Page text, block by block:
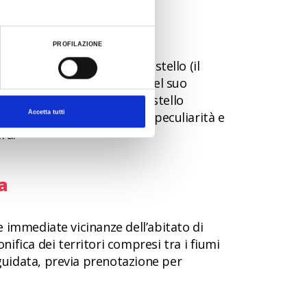
PROFILAZIONE
Accetta tutti
piani e ai vari locali del castello (il
caratteristiche uniche nel suo
dista circa 7 km dal Castello
cui scoprire le sue peculiarità e
vicinanze dell’abitato di
dei territori compresi tra i fiumi
previa prenotazione per